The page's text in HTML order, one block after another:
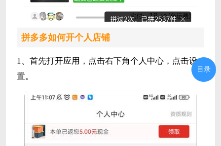
拼多多如何开个人店铺
1、首先打开应用，点击右下角个人中心，点击设
置。
目录